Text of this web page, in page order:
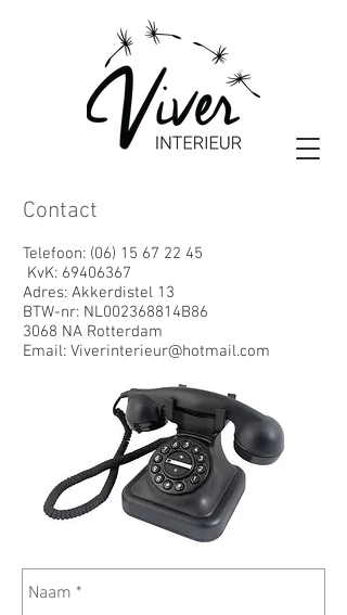
Contact
Telefoon: (06) 15 67 22 45
KvK: 69406367
Adres: Akkerdistel 13
BTW-nr: NL002368814B86
3068 NA Rotterdam
Email: Viverinterieur@hotmail.com